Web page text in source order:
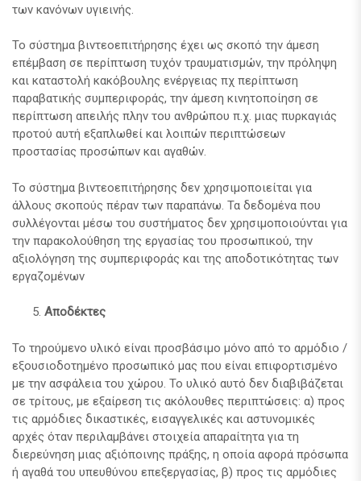
των κανόνων υγιεινής.
Το σύστημα βιντεοεπιτήρησης έχει ως σκοπό την άμεση
επέμβαση σε περίπτωση τυχόν τραυματισμών, την πρόληψη
και καταστολή κακόβουλης ενέργειας πχ περίπτωση
παραβατικής συμπεριφοράς, την άμεση κινητοποίηση σε
περίπτωση απειλής πλην του ανθρώπου π.χ. μιας πυρκαγιάς
προτού αυτή εξαπλωθεί και λοιπών περιπτώσεων
προστασίας προσώπων και αγαθών.
Το σύστημα βιντεοεπιτήρησης δεν χρησιμοποιείται για
άλλους σκοπούς πέραν των παραπάνω. Τα δεδομένα που
συλλέγονται μέσω του συστήματος δεν χρησιμοποιούνται για
την παρακολούθηση της εργασίας του προσωπικού, την
αξιολόγηση της συμπεριφοράς και της αποδοτικότητας των
εργαζομένων
Αποδέκτες
Το τηρούμενο υλικό είναι προσβάσιμο μόνο από το αρμόδιο /
εξουσιοδοτημένο προσωπικό μας που είναι επιφορτισμένο
με την ασφάλεια του χώρου. Το υλικό αυτό δεν διαβιβάζεται
σε τρίτους, με εξαίρεση τις ακόλουθες περιπτώσεις: α) προς
τις αρμόδιες δικαστικές, εισαγγελικές και αστυνομικές
αρχές όταν περιλαμβάνει στοιχεία απαραίτητα για τη
διερεύνηση μιας αξιόποινης πράξης, η οποία αφορά πρόσωπα
ή αγαθά του υπευθύνου επεξεργασίας, β) προς τις αρμόδιες